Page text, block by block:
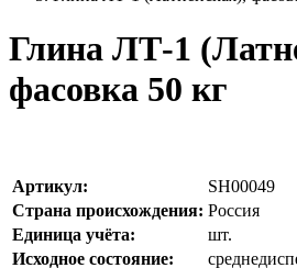
Глина ЛТ-1
фасовка 50 кг
Артикул:
SH00049
Страна происхождения: Россия
Единица учёта:
шт.
Исходное состояние: